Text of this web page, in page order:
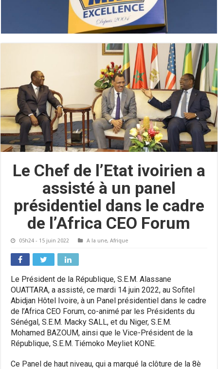
Le Chef de l’Etat ivoirien a
assisté à un panel
présidentiel dans le cadre
de l’Africa CEO Forum
05h24 - 15 juin 2022 A la une,Afrique
Le Président de la République, S.E.M. Alassane
OUATTARA, a assisté, ce mardi 14 juin 2022, au Sofitel
Abidjan Hôtel Ivoire, à un Panel présidentiel dans le cadre
de l’Africa CEO Forum, co-animé par les Présidents du
Sénégal, S.E.M. Macky SALL, et du Niger, S.E.M.
Mohamed BAZOUM, ainsi que le Vice-Président de la
République, S.E.M. Tiémoko Meyliet KONE.
Ce Panel de haut niveau, qui a marqué la clôture de la 8è